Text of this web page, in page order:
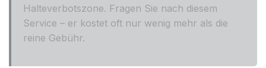
Halteverbotszone. Fragen Sie nach diesem
Service – er kostet oft nur wenig mehr als die
reine Gebühr.